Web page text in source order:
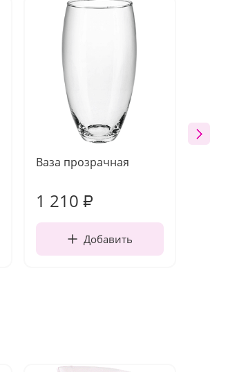
Ваза прозрачная
1 210 ₽
Добавить